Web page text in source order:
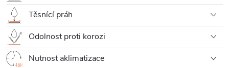
Těsnící práh
Odolnost proti korozi
Nutnost aklimatizace